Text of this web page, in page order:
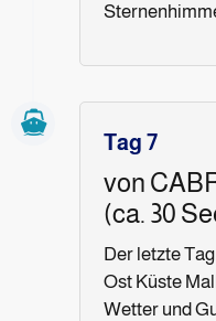
Tag 7
von
(ca. 30
Der letzte
Ost Küste
Wetter und